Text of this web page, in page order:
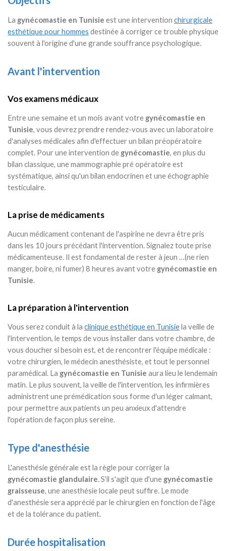
La gynécomastie en Tunisie est une intervention chirurgicale
esthétique pour hommes destinée à corriger ce trouble physique
souvent à l'origine d'une grande souffrance psychologique.
Avant l'intervention
Vos examens médicaux
Entre une semaine et un mois avant votre gynécomastie en
Tunisie, vous devrez prendre rendez-vous avec un laboratoire
d'analyses médicales afin d'effectuer un bilan préopératoire
complet. Pour une intervention de gynécomastie, en plus du
bilan classique, une mammographie pré opératoire est
systématique, ainsi qu'un bilan endocrinen et une échographie
testiculaire.
La prise de médicaments
Aucun médicament contenant de l'aspirine ne devra être pris
dans les 10 jours précédant l'intervention. Signalez toute prise
médicamenteuse. Il est fondamental de rester à jeun …(ne rien
manger, boire, ni fumer) 8 heures avant votre gynécomastie en
Tunisie.
La préparation à l'intervention
Vous serez conduit à la clinique esthétique en Tunisiela veille de
l'intervention, le temps de vous installer dans votre chambre, de
vous doucher si besoin est, et de rencontrer l'équipe médicale :
votre chirurgien, le médecin anesthésiste, et tout le personnel
paramédical. La gynécomastie en Tunisie aura lieu le lendemain
matin. Le plus souvent, la veille de l'intervention, les infirmières
administrent une prémédication sous forme d'un léger calmant,
pour permettre aux patients un peu anxieux d'attendre
l'opération de façon plus sereine.
Type d'anesthésie
L'anesthésie générale est la règle pour corriger la
gynécomastie glandulaire. S'il s'agit que d'une gynécomastie
graisseuse, une anesthésie locale peut suffire. Le mode
d'anesthésie sera apprécié par le chirurgien en fonction de l'âge
et de la tolérance du patient.
Durée hospitalisation